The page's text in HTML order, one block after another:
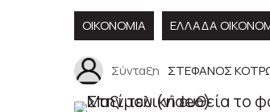
ΟΙΚΟΝΟΜΙΑ ΕΛΛΆΔΑ
Σύνταξη ΣΤΕΦΑΝΟΣ